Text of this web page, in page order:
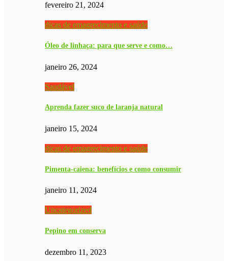
fevereiro 21, 2024
dicas de emagrecimento e saúde
Óleo de linhaça: para que serve e como…
janeiro 26, 2024
Saudável
Aprenda fazer suco de laranja natural
janeiro 15, 2024
dicas de emagrecimento e saúde
Pimenta-caiena: benefícios e como consumir
janeiro 11, 2024
Uncategorized
Pepino em conserva
dezembro 11, 2023